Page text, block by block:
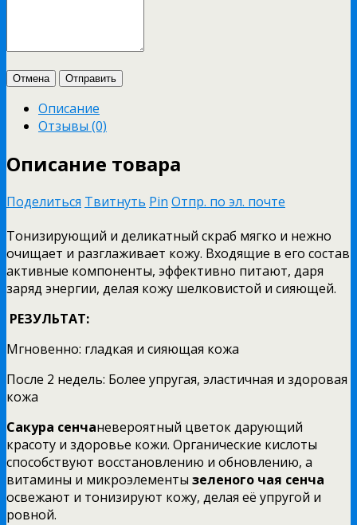
Отмена Отправить
Описание
Отзывы (0)
Описание товара
Поделиться Твитнуть Pin Отпр. по эл. почте
Тонизирующий и деликатный скраб мягко и нежно
очищает и разглаживает кожу. Входящие в его состав
активные компоненты, эффективно питают, даря
заряд энергии, делая кожу шелковистой и сияющей.
РЕЗУЛЬТАТ:
Мгновенно: гладкая и сияющая кожа
После 2 недель: Более упругая, эластичная и здоровая
кожа
Сакура сенчаневероятный цветок дарующий
красоту и здоровье кожи. Органические кислоты
способствуют восстановлению и обновлению, а
витамины и микроэлементы зеленого чая сенча
освежают и тонизируют кожу, делая её упругой и
ровной.